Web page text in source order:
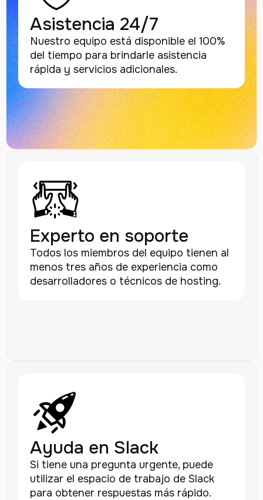
Asistencia 24/7
Nuestro equipo está disponible el 100%
del tiempo para brindarle asistencia
rápida y servicios adicionales.
Experto en soporte
Todos los miembros del equipo tienen al
menos tres años de experiencia como
desarrolladores o técnicos de hosting.
Ayuda en Slack
Si tiene una pregunta urgente, puede
utilizar el espacio de trabajo de Slack
para obtener respuestas más rápido.